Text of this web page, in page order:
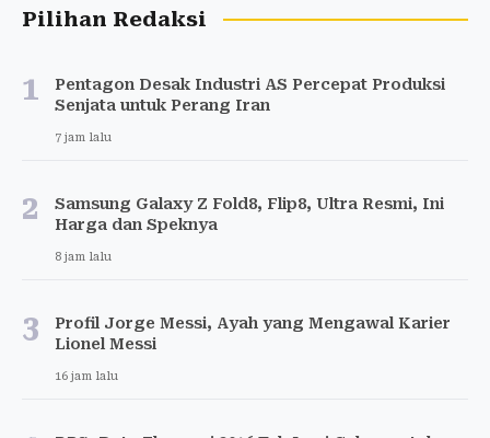
Pilihan Redaksi
1
Pentagon Desak Industri AS Percepat Produksi
Senjata untuk Perang Iran
7 jam lalu
2
Samsung Galaxy Z Fold8, Flip8, Ultra Resmi, Ini
Harga dan Speknya
8 jam lalu
3
Profil Jorge Messi, Ayah yang Mengawal Karier
Lionel Messi
16 jam lalu